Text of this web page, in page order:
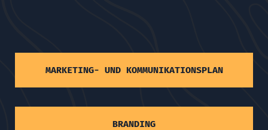
MARKETING- UND KOMMUNIKATIONSPLAN
BRANDING